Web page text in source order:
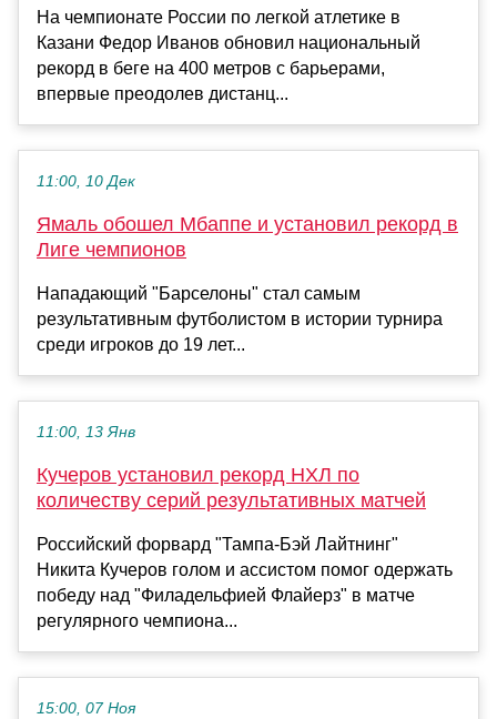
На чемпионате России по легкой атлетике в
Казани Федор Иванов обновил национальный
рекорд в беге на 400 метров с барьерами,
впервые преодолев дистанц...
11:00, 10 Дек
Ямаль обошел Мбаппе и установил рекорд в
Лиге чемпионов
Нападающий "Барселоны" стал самым
результативным футболистом в истории турнира
среди игроков до 19 лет...
11:00, 13 Янв
Кучеров установил рекорд НХЛ по
количеству серий результативных матчей
Российский форвард "Тампа-Бэй Лайтнинг"
Никита Кучеров голом и ассистом помог одержать
победу над "Филадельфией Флайерз" в матче
регулярного чемпиона...
15:00, 07 Ноя